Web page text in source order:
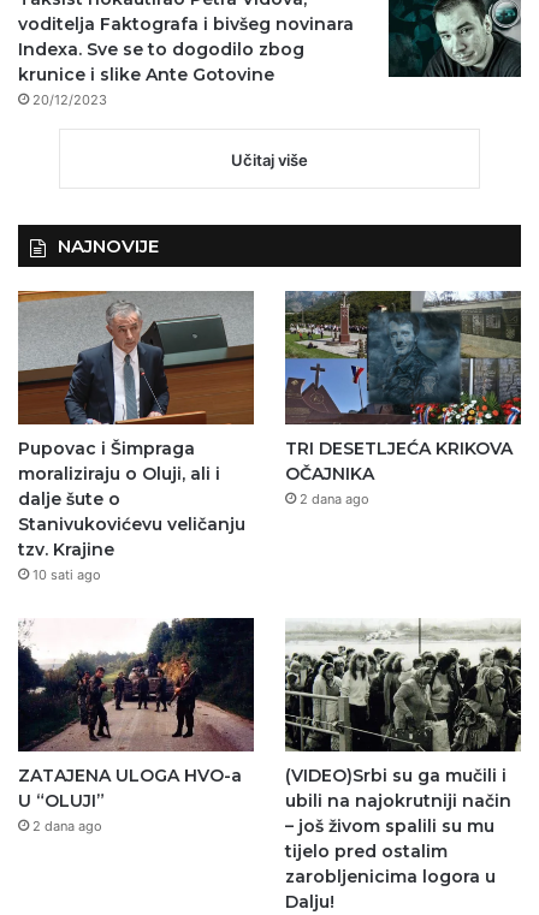
voditelja Faktografa i bivšeg novinara
Indexa. Sve se to dogodilo zbog
krunice i slike Ante Gotovine
20/12/2023
Učitaj više
NAJNOVIJE
Pupovac i Šimpraga
moraliziraju o Oluji, ali i
dalje šute o
Stanivukovićevu veličanju
tzv. Krajine
10 sati ago
TRI DESETLJEĆA KRIKOVA
OČAJNIKA
2 dana ago
ZATAJENA ULOGA HVO-a
U “OLUJI”
2 dana ago
(VIDEO)Srbi su ga mučili i
ubili na najokrutniji način
– još živom spalili su mu
tijelo pred ostalim
zarobljenicima logora u
Dalju!